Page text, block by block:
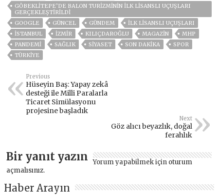
GÖBEKLITEPE’DE BALON TURIZMININ ILK LISANSLI UÇUŞLARI
GERÇEKLEŞTIRILDI
GOOGLE
GÜNCEL GÜNDEM
ILK LISANSLI UÇUŞLARI
ISTANBUL
İZMIR KILIÇDAROĞLU MAGAZİN
MHP
PANDEMİ
SAĞLIK SİYASET SON DAKIKA
SPOR
TÜRKİYE
Previous
Hüseyin Baş: Yapay zekâ
desteği ile Milli Paralarla
Ticaret Simülasyonu
projesine başladık
Next
Göz alıcı beyazlık, doğal
ferahlık
Bir yanıt yazın Yorum yapabilmek için oturum
açmalısınız.
Haber Arayın